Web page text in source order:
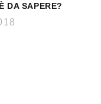
DA SAPERE?